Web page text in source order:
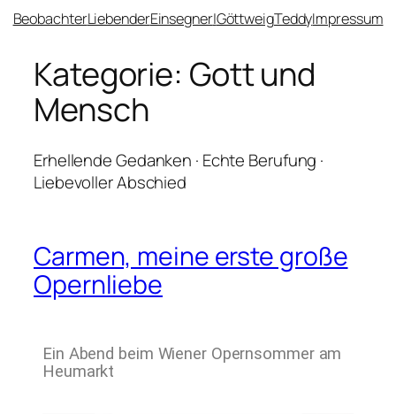
BeobachterLiebenderEinsegner|GöttweigTeddyImpressum
Kategorie: Gott und
Mensch
Erhellende Gedanken · Echte Berufung ·
Liebevoller Abschied
Carmen, meine erste große
Opernliebe
Ein Abend beim Wiener Opernsommer am
Heumarkt